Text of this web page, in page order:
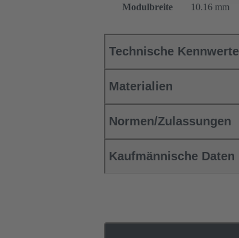
Modulbreite
10.16 mm
Technische Kennwerte
Materialien
Normen/Zulassungen
Kaufmännische Daten